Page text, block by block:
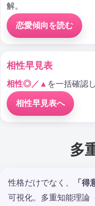
解。
恋愛傾向を読む
相性早見表
相性◎／▲ を一括確認
相性早見表へ
多
性格だけでなく、 「得
可視化。多重知能理論